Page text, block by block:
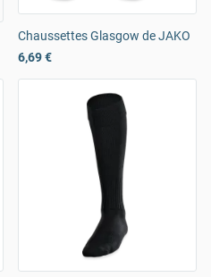
Chaussettes Glasgow de JAKO
6,69 €